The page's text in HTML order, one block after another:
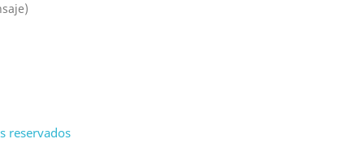
reservados